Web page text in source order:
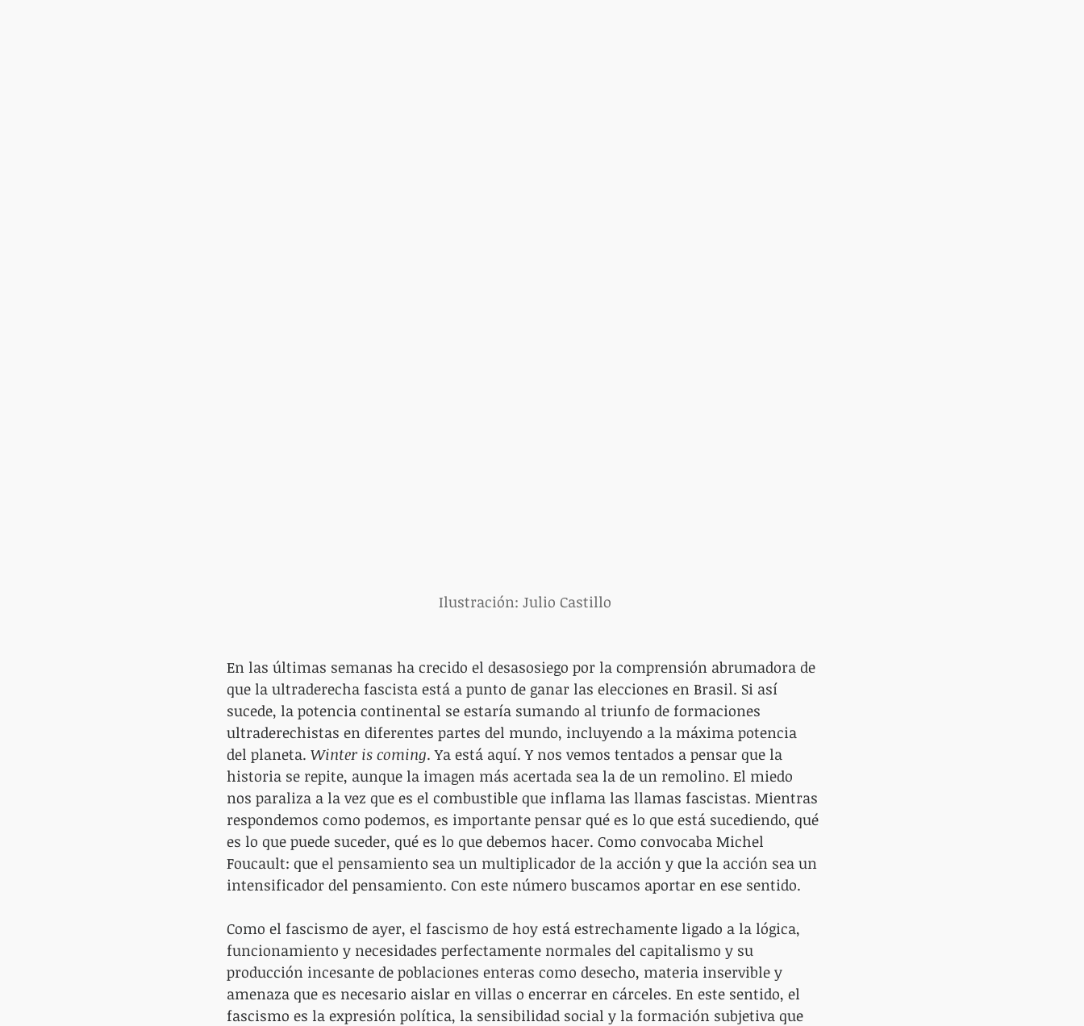
Ilustración: Julio Castillo
En las últimas semanas ha crecido el desasosiego por la comprensión abrumadora de
que la ultraderecha fascista está a punto de ganar las elecciones en Brasil. Si así
sucede, la potencia continental se estaría sumando al triunfo de formaciones
ultraderechistas en diferentes partes del mundo, incluyendo a la máxima potencia
del planeta. Winter is coming. Ya está aquí. Y nos vemos tentados a pensar que la
historia se repite, aunque la imagen más acertada sea la de un remolino. El miedo
nos paraliza a la vez que es el combustible que inflama las llamas fascistas. Mientras
respondemos como podemos, es importante pensar qué es lo que está sucediendo, qué
es lo que puede suceder, qué es lo que debemos hacer. Como convocaba Michel
Foucault: que el pensamiento sea un multiplicador de la acción y que la acción sea un
intensificador del pensamiento. Con este número buscamos aportar en ese sentido.
Como el fascismo de ayer, el fascismo de hoy está estrechamente ligado a la lógica,
funcionamiento y necesidades perfectamente normales del capitalismo y su
producción incesante de poblaciones enteras como desecho, materia inservible y
amenaza que es necesario aislar en villas o encerrar en cárceles. En este sentido, el
fascismo es la expresión política, la sensibilidad social y la formación subjetiva que